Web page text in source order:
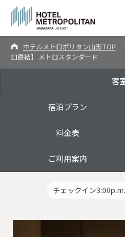
ホテルメトロポリタン山形TOP
口直結】 メトロスタンダード
客
宿泊プラン
料金表
ご利用案内
チェックイン